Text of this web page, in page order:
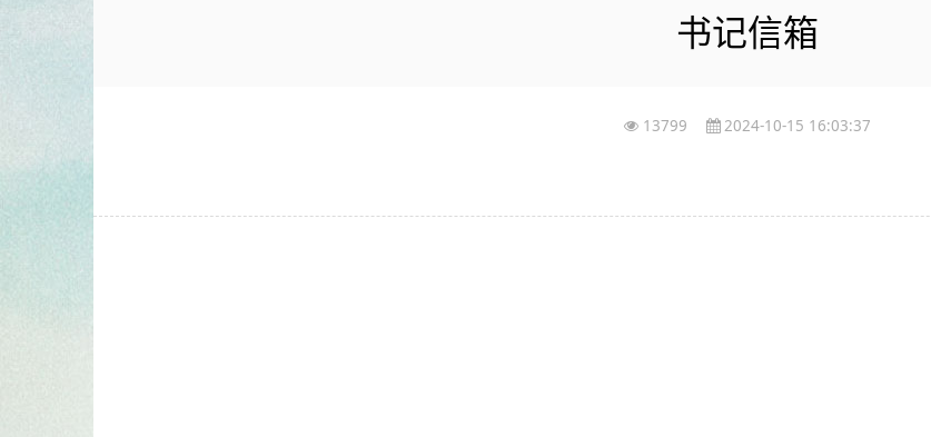
书记信箱
13799 2024-10-15 16:03:37